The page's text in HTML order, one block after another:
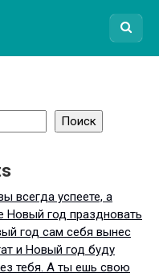
Поиск
всегда успеете, а
Новый год праздновать
год сам себя вынес
и Новый год буду
тебя. А ты ешь свою